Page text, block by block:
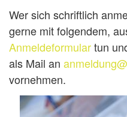
Wer sich schriftlich
gerne mit folgendem,
Anmeldeformulartun
als Mail an
vornehmen.